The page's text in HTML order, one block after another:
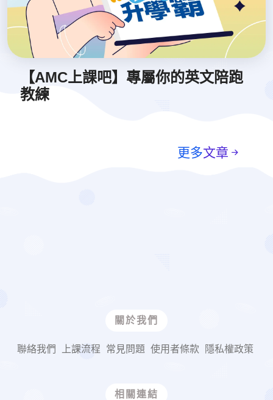
【AMC上課吧】專屬你的英文陪跑
教練
更多文章
關於我們
聯絡我們 上課流程 常見問題 使用者條款 隱私權政策
相關連結